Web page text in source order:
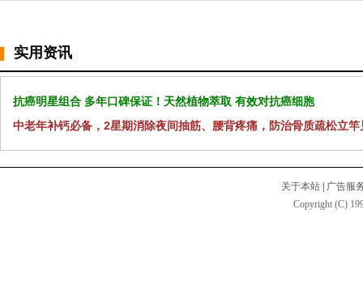
实用资讯
抗癌明星组合 多年口碑保证！天然植物萃取 有效对抗癌细胞
中老年补钙必备，2星期消除夜间抽筋、腰背疼痛，防治骨质疏松立竿
关于本站
广告服
Copyright (C)